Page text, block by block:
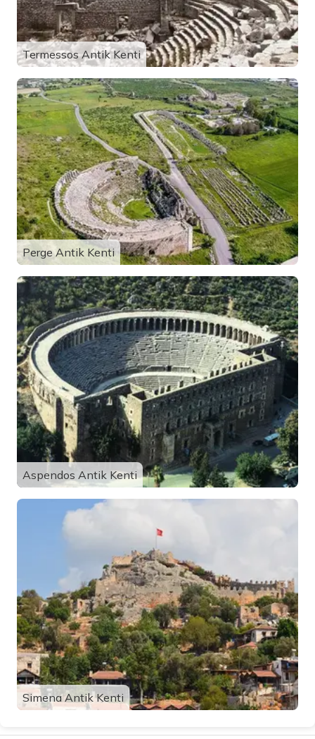
Termessos Antik Kenti
Perge Antik Kenti
Aspendos Antik Kenti
Simena Antik Kenti